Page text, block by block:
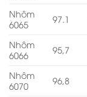
Nhôm
6065
97.1
Nhôm
6066
95,7
Nhôm
6070
96,8